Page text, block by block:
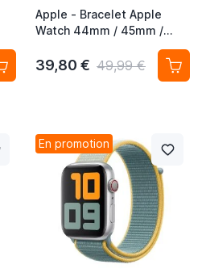
Apple - Bracelet Apple
Watch 44mm / 45mm /
46mm / 49mm - Boucle
Sport respirante - Khaki
39,80 € 49,99 €
En promotion